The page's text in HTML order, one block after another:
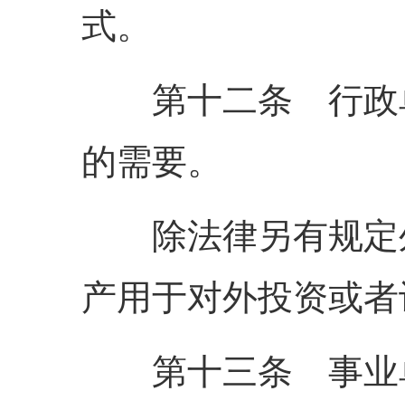
式。
第十二条 行政单
的需要。
除法律另有规定
产用于对外投资或
第十三条 事业单